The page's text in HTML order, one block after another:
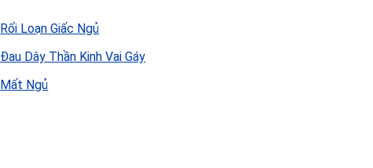
Rối Loạn Giấc Ngủ
Đau Dây Thần Kinh Vai Gáy
Mất Ngủ